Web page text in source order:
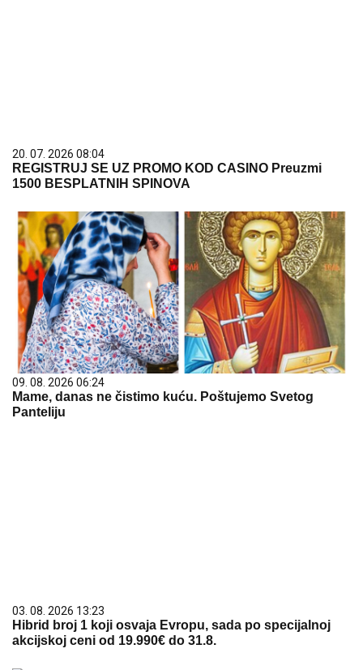
20. 07. 2026 08:04
REGISTRUJ SE UZ PROMO KOD CASINO Preuzmi
1500 BESPLATNIH SPINOVA
09. 08. 2026 06:24
Mame, danas ne čistimo kuću. Poštujemo Svetog
Panteliju
03. 08. 2026 13:23
Hibrid broj 1 koji osvaja Evropu, sada po specijalnoj
akcijskoj ceni od 19.990€ do 31.8.